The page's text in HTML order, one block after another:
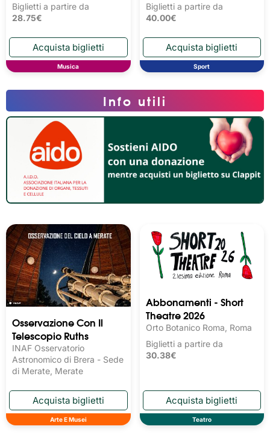
Biglietti a partire da
28.75€
Musica
Biglietti a partire da
40.00€
Sport
Osservazione Con Il
Telescopio Ruths
INAF Osservatorio
Astronomico di Brera - Sede
di Merate, Merate
Arte E Musei
Abbonamenti - Short
Theatre 2026
Orto Botanico Roma, Roma
Biglietti a partire da
30.38€
Teatro
Info utili